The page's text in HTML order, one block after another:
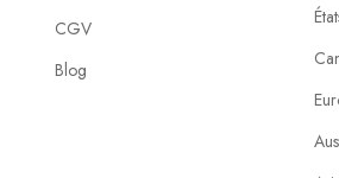
CGV
Blog